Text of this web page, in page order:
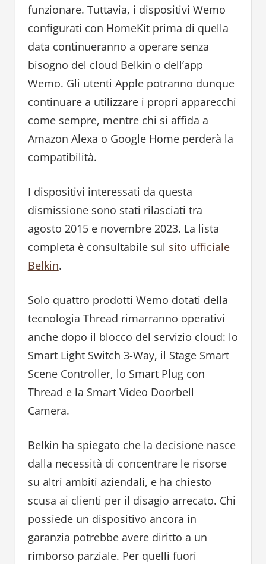
funzionare. Tuttavia, i dispositivi Wemo
configurati con HomeKit prima di quella
data continueranno a operare senza
bisogno del cloud Belkin o dell’app
Wemo. Gli utenti Apple potranno dunque
continuare a utilizzare i propri apparecchi
come sempre, mentre chi si affida a
Amazon Alexa o Google Home perderà la
compatibilità.
I dispositivi interessati da questa
dismissione sono stati rilasciati tra
agosto 2015 e novembre 2023. La lista
completa è consultabile sul sito ufficiale
Belkin.
Solo quattro prodotti Wemo dotati della
tecnologia Thread rimarranno operativi
anche dopo il blocco del servizio cloud: lo
Smart Light Switch 3-Way, il Stage Smart
Scene Controller, lo Smart Plug con
Thread e la Smart Video Doorbell
Camera.
Belkin ha spiegato che la decisione nasce
dalla necessità di concentrare le risorse
su altri ambiti aziendali, e ha chiesto
scusa ai clienti per il disagio arrecato. Chi
possiede un dispositivo ancora in
garanzia potrebbe avere diritto a un
rimborso parziale. Per quelli fuori